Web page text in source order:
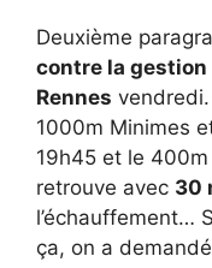
Deuxième
contre la gestion
Rennes
1000m Minimes
19h45 et le
retrouve avec 30
l’échauffement…
ça, on a